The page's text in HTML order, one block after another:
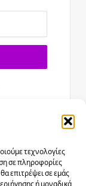
τεχνολογίες
σε πληροφορίες
επιτρέψει σε εμάς
ή μοναδικά